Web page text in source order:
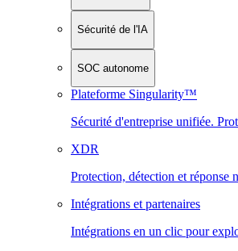
Sécurité de l'IA
SOC autonome
Plateforme Singularity™
Sécurité d'entreprise unifiée.
XDR
Protection, détection et réponse
Intégrations et partenaires
Intégrations en un clic pour